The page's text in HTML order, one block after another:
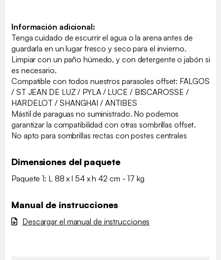
Información adicional:
Tenga cuidado de escurrir el agua o la arena antes de
guardarla en un lugar fresco y seco para el invierno.
Limpiar con un paño húmedo, y con detergente o jabón si
es necesario.
Compatible con todos nuestros parasoles offset: FALGOS
/ ST JEAN DE LUZ / PYLA / LUCE / BISCAROSSE /
HARDELOT / SHANGHAI / ANTIBES
Mástil de paraguas no suministrado. No podemos
garantizar la compatibilidad con otras sombrillas offset.
No apto para sombrillas rectas con postes centrales
Dimensiones del paquete
Paquete 1: L 88 x l 54 x h 42 cm - 17 kg
Manual de instrucciones
Descargar el manual de instrucciones